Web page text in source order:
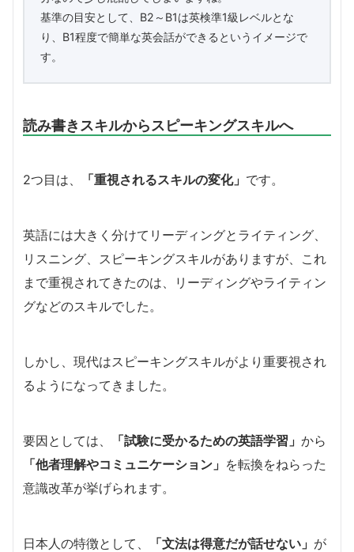
基準の目安として、B2～B1は英検準1級レベルとな
り、B1程度で簡単な英会話ができるというイメージで
す。
読み書きスキルからスピーキングスキルへ
2つ目は、 「重視されるスキルの変化」 です。
英語には大きく分けてリーディングとライティング、
リスニング、スピーキングスキルがありますが、これ
まで重視されてきたのは、リーディングやライティン
グなどのスキルでした。
しかし、現代はスピーキングスキルがより重要視され
るようになってきました。
要因としては、 「試験に受かるための英語学習」 から
「他者理解やコミュニケーション」 を転換をねらった
意識改革が挙げられます。
日本人の特徴として、 「文法は得意だが話せない」 が